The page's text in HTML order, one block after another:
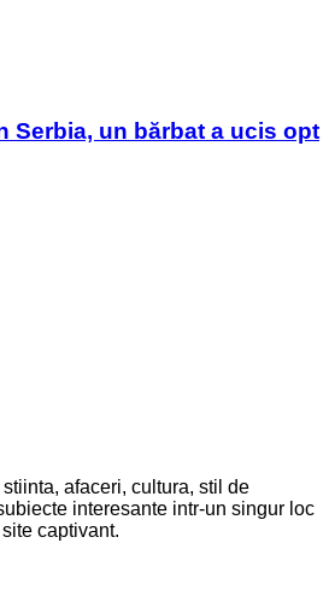
Serbia, un bărbat a ucis opt
afaceri, cultura, stil de
interesante intr-un singur loc
captivant.